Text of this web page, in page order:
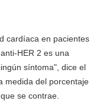
cardíaca en pacientes
HER 2 es una
síntoma", dice el
medida del porcentaje
se contrae.